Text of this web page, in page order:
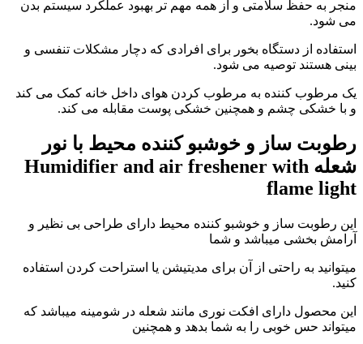
منجر به حفظ سلامتی و از همه مهم تر بهبود عملکرد سیستم بدن
می شود.
استفاده از دستگاه بخور برای افرادی که دچار مشکلات تنفسی و
بینی هستند توصیه می شود.
یک مرطوب کننده به مرطوب کردن هوای داخل خانه کمک می کند
و با خشکی چشم و همچنین خشکی پوست مقابله می کند.
رطوبت ساز و خوشبو کننده محیط با نور
شعله Humidifier and air freshener with
flame light
این رطوبت ساز و خوشبو کننده محیط دارای طراحی بی نظیر و
آرامش بخشی میباشد و شما
میتوانید به راحتی از آن برای مدیتیشن یا استراحت کردن استفاده
کنید.
این محصول دارای افکت نوری مانند شعله در شومینه میباشد که
میتواند حس خوبی را به شما بدهد و همچنین